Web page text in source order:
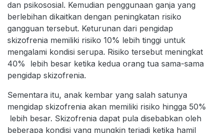
dan psikososial. Kemudian penggunaan ganja yang
berlebihan dikaitkan dengan peningkatan risiko
gangguan tersebut. Keturunan dari pengidap
skizofrenia memiliki risiko 10% lebih tinggi untuk
mengalami kondisi serupa. Risiko tersebut meningkat
40% lebih besar ketika kedua orang tua sama-sama
pengidap skizofrenia.
Sementara itu, anak kembar yang salah satunya
mengidap skizofrenia akan memiliki risiko hingga 50%
lebih besar. Skizofrenia dapat pula disebabkan oleh
beberapa kondisi yang mungkin terjadi ketika hamil